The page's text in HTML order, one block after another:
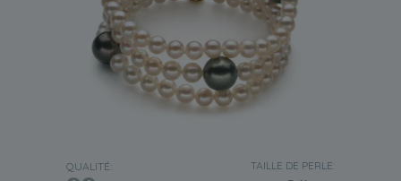
Bracelet à un seul brin
bijou minimaliste en perles d'eau douce noires
désormais accessible aux femmes, leur permet d'intégrer
facilement des perles à leur garde-robe. Un bracelet de
perles de 6 à 7 mm est idéal pour accompagner des
tenues plus décontractées. Un bracelet de perles de 8
Bracelet à double brin
QUALITÉ: TAILLE DE PERLE: